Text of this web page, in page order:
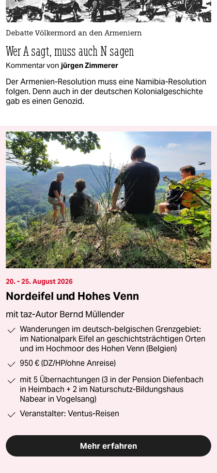
Debatte Völkermord an den Armeniern
Wer A sagt, muss auch N sagen
Kommentar von jürgen Zimmerer
Der Armenien-Resolution muss eine Namibia-Resolution
folgen. Denn auch in der deutschen Kolonialgeschichte
gab es einen Genozid.
20. - 25. August 2026
Nordeifel und Hohes Venn
mit taz-Autor Bernd Müllender
Wanderungen im deutsch-belgischen Grenzgebiet:
im Nationalpark Eifel an geschichtsträchtigen Orten
und im Hochmoor des Hohen Venn (Belgien)
950 € (DZ/HP/ohne Anreise)
mit 5 Übernachtungen (3 in der Pension Diefenbach
in Heimbach + 2 im Naturschutz-Bildungshaus
Nabear in Vogelsang)
Veranstalter: Ventus-Reisen
Mehr erfahren